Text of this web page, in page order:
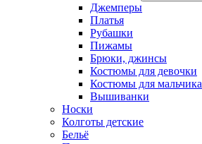
Джемперы
Платья
Рубашки
Пижамы
Брюки, джинсы
Костюмы для девочки
Костюмы для мальчика
Вышиванки
Носки
Колготы детские
Бельё